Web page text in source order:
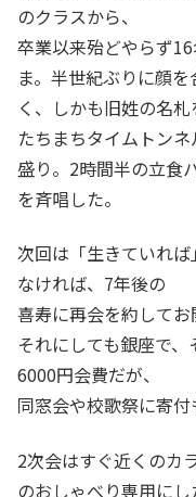
のクラスから、
卒業以来殆どやらず
ま。半世紀ぶりに顔
く、しかも旧姓の名札
たちまちタイムトン
盛り。2時間半の立食
を斉唱した。
次回は「生きていれ
なければ、7年後の
喜寿に再会を約してお
それにしても銀座で
6000円会費だが、
同窓会や校歌祭に寄付
2次会はすぐ近くのカ
のおしゃべり専用にし